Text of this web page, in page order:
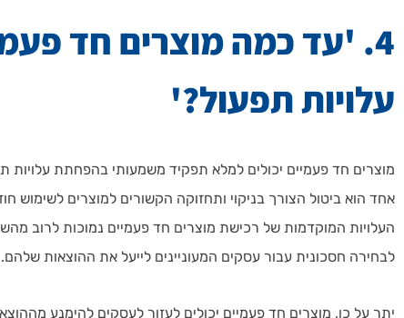
4. 'עד כמה מוצרים חד
עלויות תפעול?'
מוצרים חד פעמיים יכולים למלא תפקיד משמעותי בהפחתת עלויות
אחד הוא ביטול הצורך בניקוי ותחזוקה הקשורים למוצרים לשימוש
העלויות המוקדמות של רכישת מוצרים חד פעמיים נמוכות לרוב
לבחירה חסכונית עבור עסקים המעוניינים לייעל את ההוצאות שלהם.
יתר על כן, מוצרים חד פעמיים יכולים לעזור לעסקים להימנע